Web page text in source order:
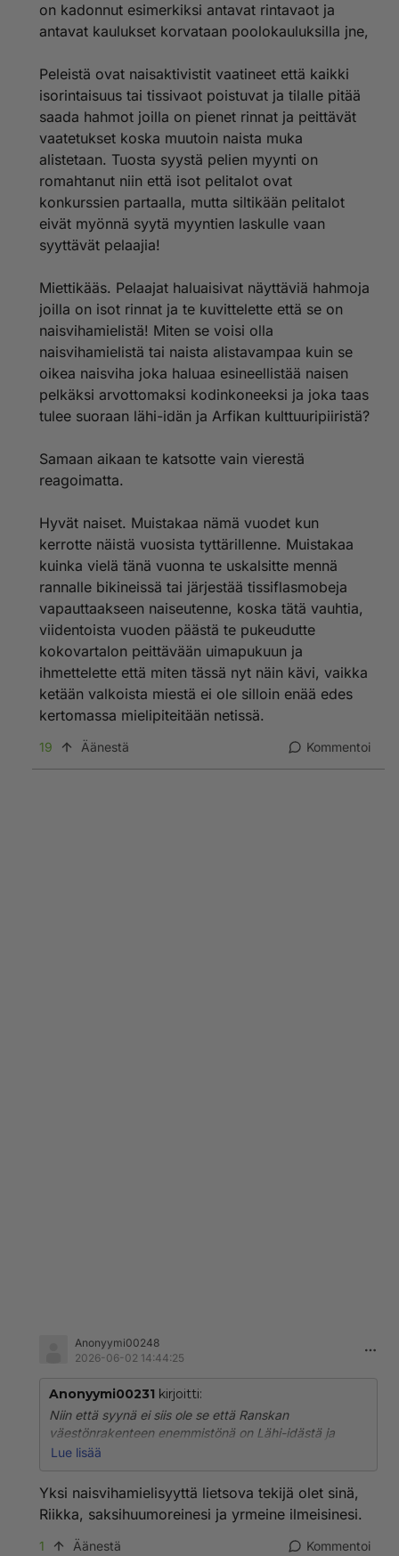
on kadonnut esimerkiksi antavat rintavaot ja
antavat kaulukset korvataan poolokauluksilla jne,
Peleistä ovat naisaktivistit vaatineet että kaikki
isorintaisuus tai tissivaot poistuvat ja tilalle pitää
saada hahmot joilla on pienet rinnat ja peittävät
vaatetukset koska muutoin naista muka
alistetaan. Tuosta syystä pelien myynti on
romahtanut niin että isot pelitalot ovat
konkurssien partaalla, mutta siltikään pelitalot
eivät myönnä syytä myyntien laskulle vaan
syyttävät pelaajia!
Miettikääs. Pelaajat haluaisivat näyttäviä hahmoja
joilla on isot rinnat ja te kuvittelette että se on
naisvihamielistä! Miten se voisi olla
naisvihamielistä tai naista alistavampaa kuin se
oikea naisviha joka haluaa esineellistää naisen
pelkäksi arvottomaksi kodinkoneeksi ja joka taas
tulee suoraan lähi-idän ja Arfikan kulttuuripiiristä?
Samaan aikaan te katsotte vain vierestä
reagoimatta.
Hyvät naiset. Muistakaa nämä vuodet kun
kerrotte näistä vuosista tyttärillenne. Muistakaa
kuinka vielä tänä vuonna te uskalsitte mennä
rannalle bikineissä tai järjestää tissiflasmobeja
vapauttaakseen naiseutenne, koska tätä vauhtia,
viidentoista vuoden päästä te pukeudutte
kokovartalon peittävään uimapukuun ja
ihmettelette että miten tässä nyt näin kävi, vaikka
ketään valkoista miestä ei ole silloin enää edes
kertomassa mielipiteitään netissä.
19 Äänestä Kommentoi
Anonyymi00248
2026-06-02 14:44:25
Anonyymi00231 kirjoitti:
Niin että syynä ei siis ole se että Ranskan
väestönrakenteen enemmistönä on Lähi-idästä ja
Afrikasta tulleet jotka ovat tuoneet oman
valkoisen miehen internet ja joku trauma taustalla?
Nyt ihan kysyn teiltä jokaiselta joilla on tähän antaa
mielipide.
Lue lisää
Yksi naisvihamielisyyttä lietsova tekijä olet sinä,
Riikka, saksihuumoreinesi ja yrmeine ilmeisinesi.
1 Äänestä Kommentoi